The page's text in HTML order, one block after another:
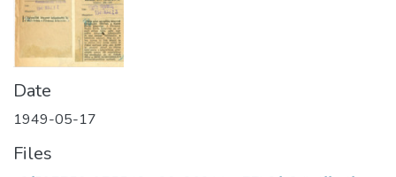
Date
1949-05-17
Files